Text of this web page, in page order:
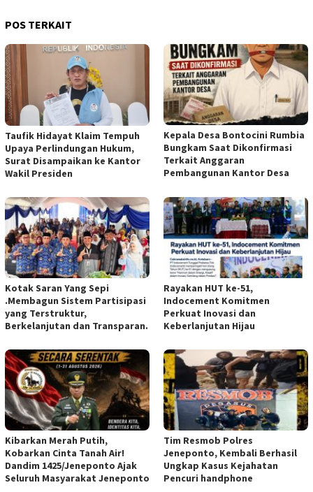
POS TERKAIT
Taufik Hidayat Klaim Tempuh
Upaya Perlindungan Hukum,
Surat Disampaikan ke Kantor
Wakil Presiden
Kepala Desa Bontocini Rumbia
Bungkam Saat Dikonfirmasi
Terkait Anggaran
Pembangunan Kantor Desa
Kotak Saran Yang Sepi
.Membagun Sistem Partisipasi
yang Terstruktur,
Berkelanjutan dan Transparan.
Rayakan HUT ke-51,
Indocement Komitmen
Perkuat Inovasi dan
Keberlanjutan Hijau
Kibarkan Merah Putih,
Kobarkan Cinta Tanah Air!
Dandim 1425/Jeneponto Ajak
Seluruh Masyarakat Jeneponto
Tim Resmob Polres
Jeneponto, Kembali Berhasil
Ungkap Kasus Kejahatan
Pencuri handphone